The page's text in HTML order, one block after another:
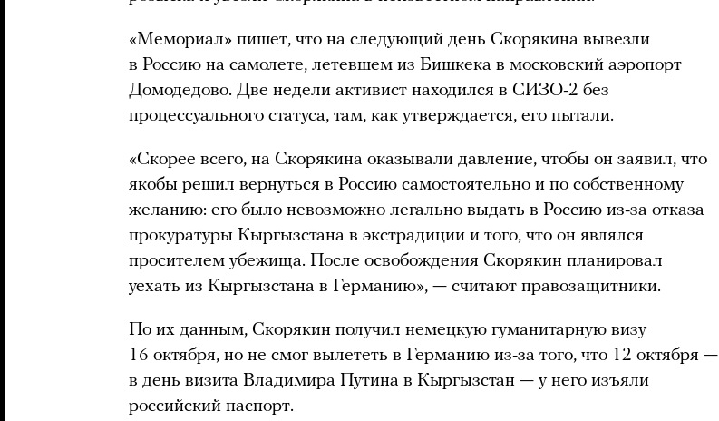
«Мемориал» пишет, что на следующий день Скорякина вывезли
в Россию на самолете, летевшем из Бишкека в московский аэропорт
Домодедово. Две недели активист находился в СИЗО-2 без
процессуального статуса, там, как утверждается, его пытали.
«Скорее всего, на Скорякина оказывали давление, чтобы он заявил, что
якобы решил вернуться в Россию самостоятельно и по собственному
желанию: его было невозможно легально выдать в Россию из-за отказа
прокуратуры Кыргызстана в экстрадиции и того, что он являлся
просителем убежища. После освобождения Скорякин планировал
уехать из Кыргызстана в Германию», — считают правозащитники.
По их данным, Скорякин получил немецкую гуманитарную визу
16 октября, но не смог вылететь в Германию из-за того, что 12 октября —
в день визита Владимира Путина в Кыргызстан — у него изъяли
российский паспорт.